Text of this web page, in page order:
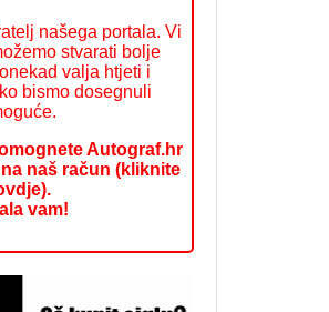
našega portala. Vi
stvarati bolje
valja htjeti i
bismo dosegnuli
Autograf.hr
naš račun (kliknite
vam!